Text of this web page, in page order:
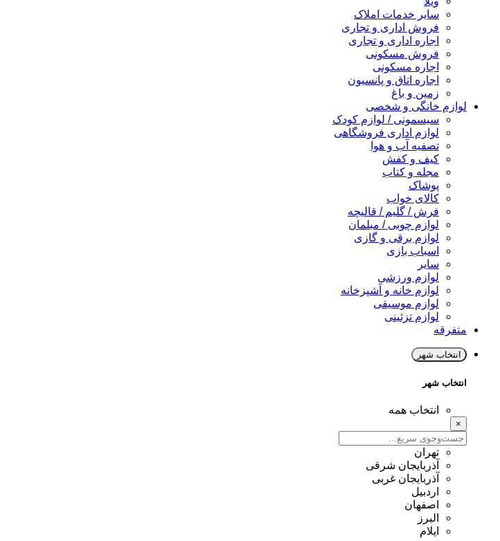
سایر خدمات املاک
فروش اداری و تجاری
اجاره اداری و تجاری
فروش مسکونی
اجاره مسکونی
اجاره اتاق و پانسیون
زمین و باغ
لوازم خانگی و شخصی
سیسمونی / لوازم کودک
لوازم اداری فروشگاهی
تصفیه آب و هوا
کیف و کفش
مجله و کتاب
پوشاک
کالای خواب
فرش / گلیم / قالیچه
لوازم چوبی / مبلمان
لوازم برقی و گازی
اسباب بازی
سایر
لوازم ورزشی
لوازم خانه و آشپزخانه
لوازم موسیقی
لوازم تزئینی
متفرقه
انتخاب شهر
انتخاب شهر
انتخاب همه
×
تهران
آذربایجان شرقی
آذربایجان غربی
اردبیل
اصفهان
البرز
ایلام